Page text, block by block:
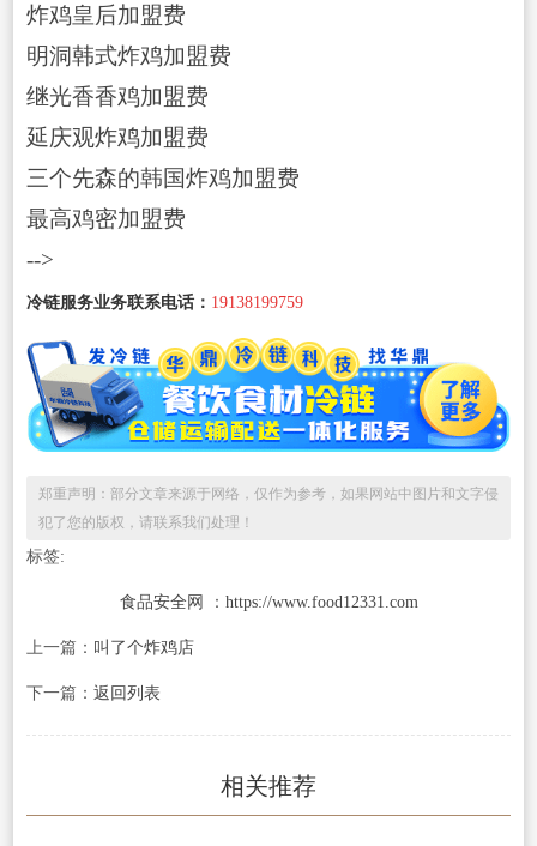
炸鸡皇后加盟费
明洞韩式炸鸡加盟费
继光香香鸡加盟费
延庆观炸鸡加盟费
三个先森的韩国炸鸡加盟费
最高鸡密加盟费
-->
冷链服务业务联系电话： 19138199759
郑重声明：部分文章来源于网络，仅作为参考，如果网站中图片和文字侵
犯了您的版权，请联系我们处理！
标签:
食品安全网 ： https://www.food12331.com
上一篇： 叫了个炸鸡店
下一篇： 返回列表
相关推荐